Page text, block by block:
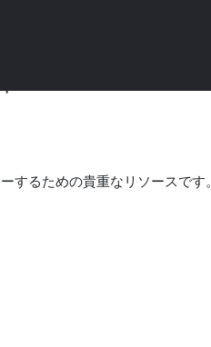
するための貴重なリソースです。